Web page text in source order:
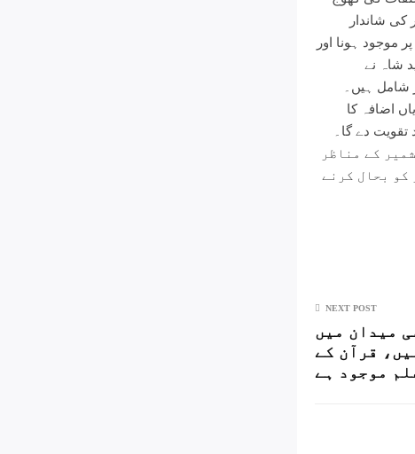
کی شاندار
موجود ہونا اور
شاہ نے
شامل ہیں۔
اضافہ کا
دے گا۔
جموں و کشمیر کے مناظر
کو بحال کرنے
NEXT POST
میدان میں
قرآن کے
موجود ہے